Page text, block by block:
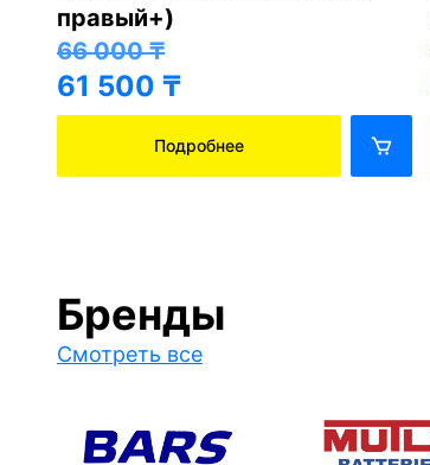
правый+)
66 000₸
61 500 ₸
Подробнее
Бренды
Смотреть все